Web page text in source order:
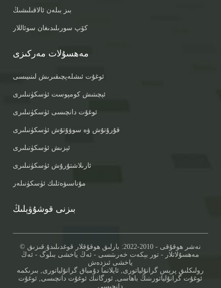
بىز بىلەن ئالاقىلىشىڭ
كۆپ سورىلىدىغان سوئاللار
مەھسۇلات مەركىزى
ئوغۇت ئىشلەپچىقىرىش لىنىيىسى
ئېچىتىش كومپوست ئۈسكۈنىلىرى
ئوغۇت دانچىسى ئۈسكۈنىلىرى
قۇرۇتۇش ۋە سوۋۇتۇش ئۈسكۈنىلىرى
ئېزىش ئۈسكۈنىلىرى
ئارىلاشتۇرۇش ئۈسكۈنىلىرى
مۇناسىۋەتلىك ئۈسكۈنىلەر
بىزنى قوشۇۋېلىڭ
© نەشر ھوقۇقى - 2010-2022: بارلىق ھوقۇقلار قوغدىلىدۇ.
قىزىق
مەھسۇلاتلار - تور بېكەت خەرىتىسى - ئەڭ ياخشى بىلوگ - ئەڭ
ياخشى ئىزدەش
رولىكلىق پرېس گرانۇلياتورى, ئايلانما دۇمباق گرانۇلياتورى, بىرىكمە
ئوغۇت گرانۇلياتورىنىڭ باھاسى, ئورگانىك ئوغۇت دانچىسى, ئوغۇت
دانچىسى